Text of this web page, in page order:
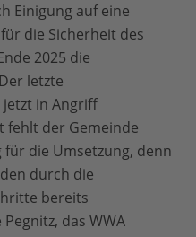
Einigung auf eine
die Sicherheit des
2025 die
letzte
in Angriff
fehlt der Gemeinde
die Umsetzung, denn
durch die
bereits
das WWA